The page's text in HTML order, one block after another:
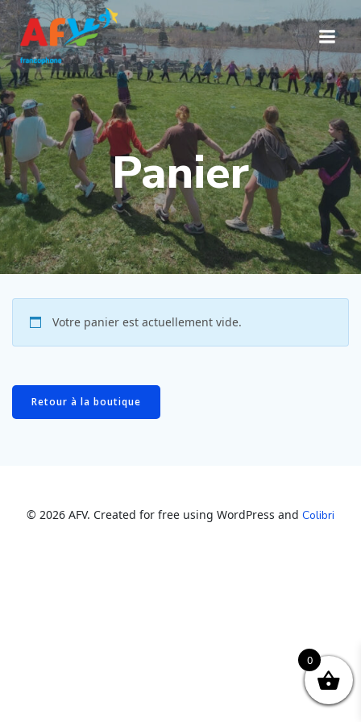
Aller
au
contenu
Panier
Votre panier est actuellement vide.
Retour à la boutique
© 2026 AFV. Created for free using WordPress and Colibri
0